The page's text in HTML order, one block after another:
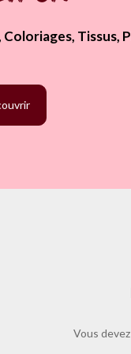
Tissus,
Vous devez